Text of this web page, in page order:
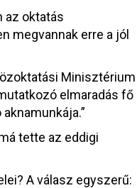
az oktatás
megvannak erre a jól
Minisztérium
elmaradás fő
tette az eddigi
A válasz egyszerű: